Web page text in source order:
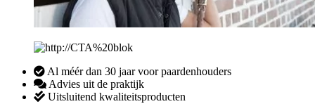
Al méér dan 30 jaar voor paardenhouders
Advies uit de praktijk
Uitsluitend kwaliteitsproducten